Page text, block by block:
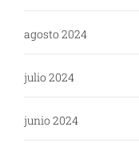
agosto 2024
julio 2024
junio 2024